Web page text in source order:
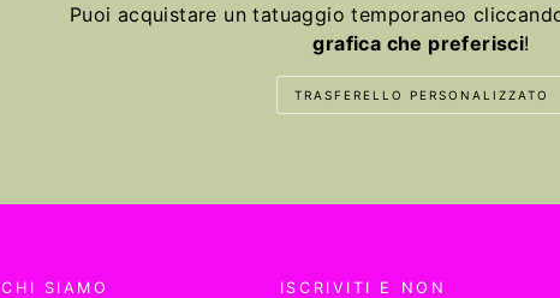
Puoi acquistare un tatuaggio temporaneo
grafica che preferisci!
TRASFERELLO PERSONALIZZATO
CHI SIAMO
ISCRIVITI E NON